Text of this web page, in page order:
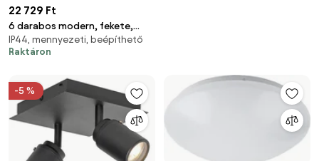
22 729 Ft
6 darabos modern, fekete,
süllyesztett fürdőszobai
spotlámpa szett - Shed
IP44, mennyezeti, beépíthető
Raktáron
-5 %